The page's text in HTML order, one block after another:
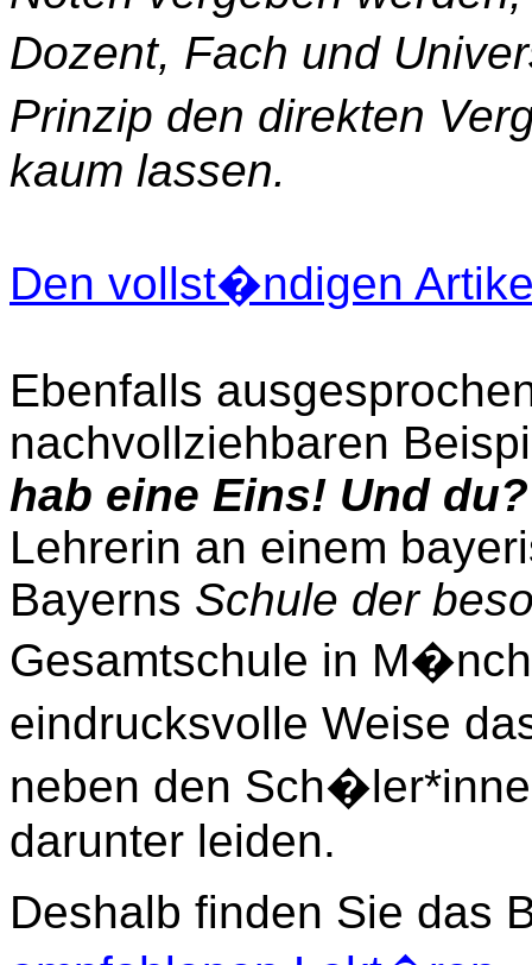
Dozent, Fach und
Prinzip den direkten
kaum lassen.
Den vollst�ndigen
Ebenfalls
nachvollziehbaren
hab eine Eins! Und du?
Lehrerin an einem
Bayerns Schule der
Gesamtschule in
eindrucksvolle Weise
neben den
darunter leiden.
Deshalb finden Sie das